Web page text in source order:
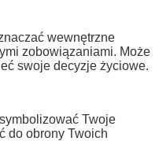
wewnętrzne
zobowiązaniami. Może
swoje decyzje życiowe.
Twoje
do obrony Twoich